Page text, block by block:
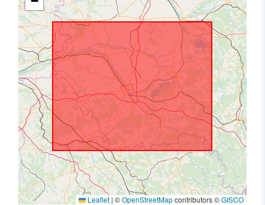
Leaflet | ©OpenStreetMapcontributors ©GISCO